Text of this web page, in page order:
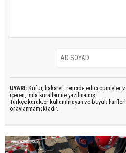
UYARI: Küfür, hakaret, rencide edici cümleler
içeren, imla kuralları ile yazılmamış,
Türkçe karakter kullanılmayan ve büyük
onaylanmamaktadır.